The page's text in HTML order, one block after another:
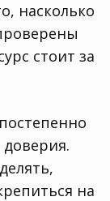
насколько
стоит за
на